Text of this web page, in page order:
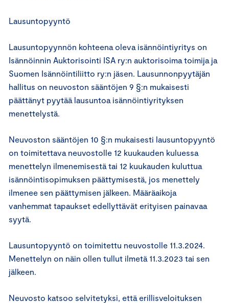
Lausuntopyyntö
Lausuntopyynnön kohteena oleva isännöintiyritys on
Isännöinnin Auktorisointi ISA ry:n auktorisoima toimija ja
Suomen Isännöintiliitto ry:n jäsen. Lausunnonpyytäjän
hallitus on neuvoston sääntöjen 9 §:n mukaisesti
päättänyt pyytää lausuntoa isännöintiyrityksen
menettelystä.
Neuvoston sääntöjen 10 §:n mukaisesti lausuntopyyntö
on toimitettava neuvostolle 12 kuukauden kuluessa
menettelyn ilmenemisestä tai 12 kuukauden kuluttua
isännöintisopimuksen päättymisestä, jos menettely
ilmenee sen päättymisen jälkeen. Määräaikoja
vanhemmat tapaukset edellyttävät erityisen painavaa
syytä.
Lausuntopyyntö on toimitettu neuvostolle 11.3.2024.
Menettelyn on näin ollen tullut ilmetä 11.3.2023 tai sen
jälkeen.
Neuvosto katsoo selvitetyksi, että erillisveloituksen